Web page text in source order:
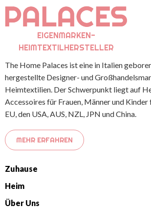
EIGENMARKEN-
HEIMTEXTILHERSTELLER
The Home Palaces ist eine in Italien
hergestellte Designer- und
Heimtextilien. Der Schwerpunkt liegt auf
Accessoires für Frauen, Männer und Kinder
EU, den USA, AUS, NZL, JPN und China.
MEHR ERFAHREN
Zuhause
Heim
Über Uns